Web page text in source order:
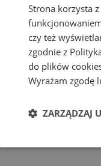
Strona korzysta
czy też
zgodnie z
do plików
Wyrażam zgodę
ZARZĄDZAJ